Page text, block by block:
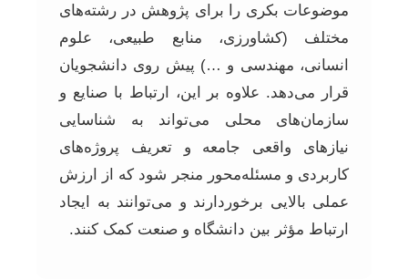
موضوعات بکری را برای پژوهش در رشته‌های
مختلف (کشاورزی، منابع طبیعی، علوم
انسانی، مهندسی و …) پیش روی دانشجویان
قرار می‌دهد. علاوه بر این، ارتباط با صنایع و
سازمان‌های محلی می‌تواند به شناسایی
نیازهای واقعی جامعه و تعریف پروژه‌های
کاربردی و مسئله‌محور منجر شود که از ارزش
عملی بالایی برخوردارند و می‌توانند به ایجاد
ارتباط مؤثر بین دانشگاه و صنعت کمک کنند.